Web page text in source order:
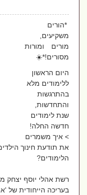
*הורים
משקיעים,
מורים ומורות
מסורים!*☀️
היום הראשון
ללימודים מלא
בהתרגשות
והתחדשות,
שנת לימודים
חדשה החלה!
> איך משמרים
את תודעת חינוך
הלימודים?
רשת אהלי יוסף יצחק
בעריכה הייחודית של